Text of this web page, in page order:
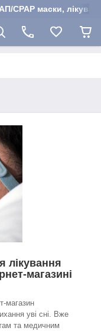
CPAP маски,
лікування
магазині
магазин
уві сні. Вже
та медичним